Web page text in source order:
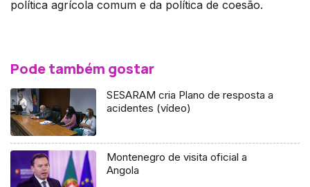
política agrícola comum e da política de coesão.
Pode também gostar
SESARAM cria Plano de resposta a
acidentes (vídeo)
Montenegro de visita oficial a
Angola